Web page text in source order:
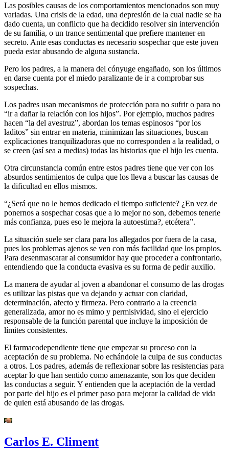
Las posibles causas de los comportamientos mencionados son muy
variadas. Una crisis de la edad, una depresión de la cual nadie se ha
dado cuenta, un conflicto que ha decidido resolver sin intervención
de su familia, o un trance sentimental que prefiere mantener en
secreto. Ante esas conductas es necesario sospechar que este joven
pueda estar abusando de alguna sustancia.
Pero los padres, a la manera del cónyuge engañado, son los últimos
en darse cuenta por el miedo paralizante de ir a comprobar sus
sospechas.
Los padres usan mecanismos de protección para no sufrir o para no
“ir a dañar la relación con los hijos”. Por ejemplo, muchos padres
hacen “la del avestruz”, abordan los temas espinosos “por los
laditos” sin entrar en materia, minimizan las situaciones, buscan
explicaciones tranquilizadoras que no corresponden a la realidad, o
se creen (así sea a medias) todas las historias que el hijo les cuenta.
Otra circunstancia común entre estos padres tiene que ver con los
absurdos sentimientos de culpa que los lleva a buscar las causas de
la dificultad en ellos mismos.
“¿Será que no le hemos dedicado el tiempo suficiente? ¿En vez de
ponernos a sospechar cosas que a lo mejor no son, debemos tenerle
más confianza, pues eso le mejora la autoestima?, etcétera”.
La situación suele ser clara para los allegados por fuera de la casa,
pues los problemas ajenos se ven con más facilidad que los propios.
Para desenmascarar al consumidor hay que proceder a confrontarlo,
entendiendo que la conducta evasiva es su forma de pedir auxilio.
La manera de ayudar al joven a abandonar el consumo de las drogas
es utilizar las pistas que va dejando y actuar con claridad,
determinación, afecto y firmeza. Pero contrario a la creencia
generalizada, amor no es mimo y permisividad, sino el ejercicio
responsable de la función parental que incluye la imposición de
límites consistentes.
El farmacodependiente tiene que empezar su proceso con la
aceptación de su problema. No echándole la culpa de sus conductas
a otros. Los padres, además de reflexionar sobre las resistencias para
aceptar lo que han sentido como amenazante, son los que deciden
las conductas a seguir. Y entienden que la aceptación de la verdad
por parte del hijo es el primer paso para mejorar la calidad de vida
de quien está abusando de las drogas.
Carlos E. Climent